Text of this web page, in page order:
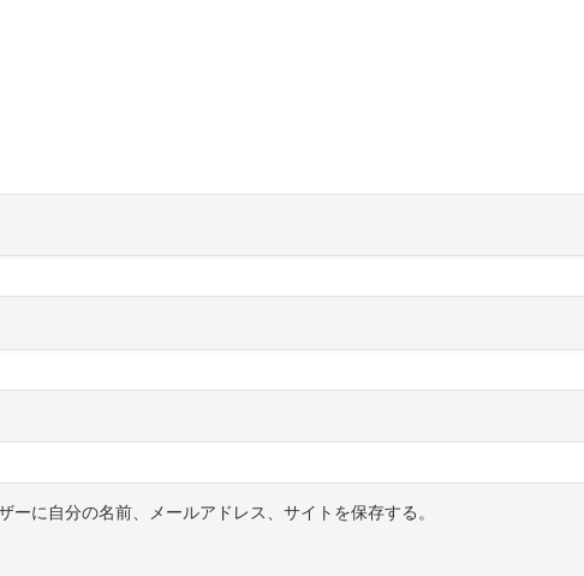
したばかりです。
するよね
しょうか？
プの人のようです！
ように語っていました。
すけど、小さい頃は意外と静かで。小学生の頃、シーオンで活動が
ひとりで読書しているような真面目な子でした。
いものの、
ますね！
ーに自分の名前、メールアドレス、サイトを保存する。